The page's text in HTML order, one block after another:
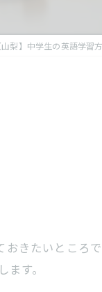
山梨】中学生の英語学
きたいところで
す。